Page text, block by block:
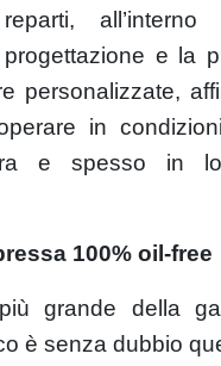
e la
personalizzate,
in
e spesso in
100% oil-free
più grande della
è senza dubbio